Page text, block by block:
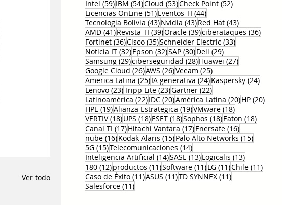
Ver todo
Intel (59)59 entradas
IBM (54)54 entradas
Cloud (53)53 entradas
Check Point (52)52 entradas
Licencias OnLine (51)51 entradas
Eventos TI (44)44 entradas
Tecnologia Bolivia (43)43 entradas
Nvidia (43)43 entradas
Red Hat (43)43 entradas
AMD (41)41 entradas
Revista TI (39)39 entradas
Oracle (39)39 entradas
ciberataques (36)36
Fortinet (36)36 entradas
Cisco (35)35 entradas
Schneider Electric (33)33 entradas
Noticia IT (32)32 entradas
Epson (32)32 entradas
SAP (30)30 entradas
Dell (29)29 entradas
Samsung (29)29 entradas
ciberseguridad (28)28 entradas
Huawei (27)27 entradas
Google Cloud (26)26 entradas
AWS (26)26 entradas
Veeam (25)25 entradas
America Latina (25)25 entradas
IA generativa (24)24 entradas
Kaspersky (24)24
Lenovo (23)23 entradas
Tripp Lite (23)23 entradas
Gartner (22)22 entradas
Latinoamérica (22)22 entradas
IDC (20)20 entradas
América Latina (20)20 entradas
HP (20)20
HPE (19)19 entradas
Alianza Estrategica (19)19 entradas
VMware (18)18 entradas
VERTIV (18)18 entradas
UPS (18)18 entradas
ESET (18)18 entradas
Sophos (18)18 entradas
Eaton (18)18
Canal TI (17)17 entradas
Hitachi Vantara (17)17 entradas
Enersafe (16)16 entradas
nube (16)16 entradas
Kodak Alaris (15)15 entradas
Palo Alto Networks (15)15
5G (15)15 entradas
Telecomunicaciones (14)14 entradas
Inteligencia Artificial (14)14 entradas
SASE (13)13 entradas
Logicalis (13)13
180 (12)12 entradas
productos (11)11 entradas
Software (11)11 entradas
LG (11)11 entradas
Chile (11)11
Caso de Éxito (11)11 entradas
ASUS (11)11 entradas
TD SYNNEX (11)11 entradas
Salesforce (11)11 entradas